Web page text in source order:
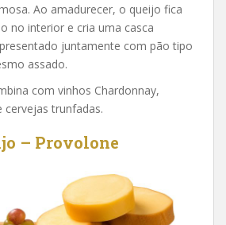
Ao amadurecer, o queijo fica
no interior e cria uma casca
juntamente com pão tipo
assado.
com vinhos Chardonnay,
cervejas trunfadas.
– Provolone